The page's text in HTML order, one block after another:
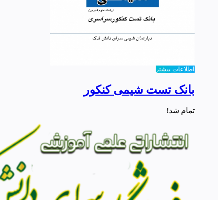
اطلاعات بیشتر
بانک تست شیمی کنکور
تمام شد!